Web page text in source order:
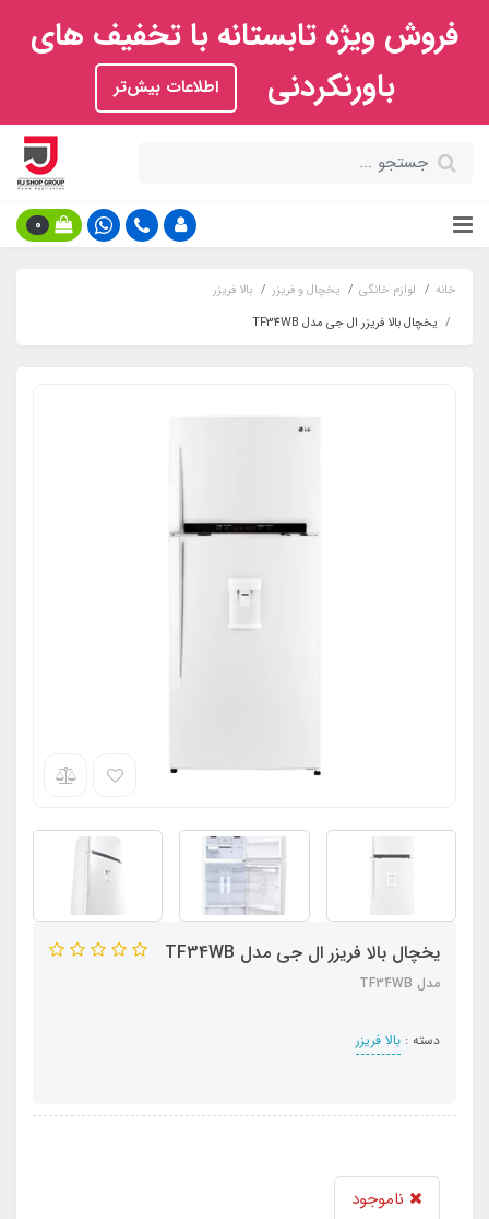
فروش ویژه تابستانه با تخفیف های
باورنکردنی
اطلاعات بیش‌تر
0
خانه لوازم خانگی یخچال و فریزر
بالا فریزر
یخچال بالا فریزر ال جی مدل TF34WB
یخچال بالا فریزر ال جی مدل TF34WB
مدل TF34WB
دسته : بالا فریزر
ناموجود